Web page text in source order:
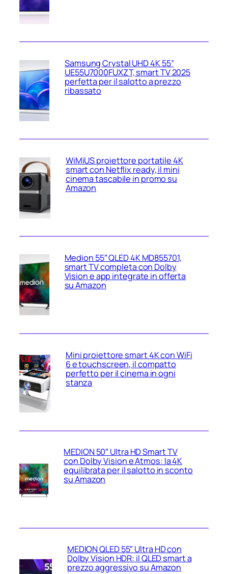
Samsung Crystal UHD 4K 55”
UE55U7000FUXZT, smart TV 2025
perfetta per il salotto a prezzo
ribassato
WiMiUS proiettore portatile 4K
smart con Netflix ready, il mini
cinema tascabile in promo su
Amazon
Medion 55″ QLED 4K MD855701,
smart TV completa con Dolby
Vision e app integrate in offerta
su Amazon
Mini proiettore smart 4K con WiFi
6 e touchscreen, il compatto
perfetto per il cinema in ogni
stanza
MEDION 50″ Ultra HD Smart TV
con Dolby Vision e Atmos: la 4K
equilibrata per il salotto in sconto
su Amazon
MEDION QLED 55″ Ultra HD con
Dolby Vision HDR: il QLED smart a
prezzo aggressivo su Amazon